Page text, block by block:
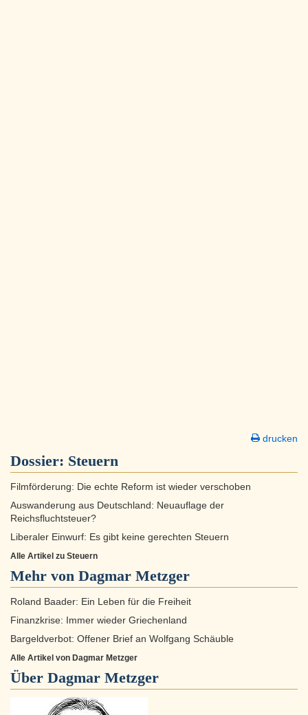
drucken
Dossier: Steuern
Filmförderung: Die echte Reform ist wieder verschoben
Auswanderung aus Deutschland: Neuauflage der
Reichsfluchtsteuer?
Liberaler Einwurf: Es gibt keine gerechten Steuern
Alle Artikel zu Steuern
Mehr von Dagmar Metzger
Roland Baader: Ein Leben für die Freiheit
Finanzkrise: Immer wieder Griechenland
Bargeldverbot: Offener Brief an Wolfgang Schäuble
Alle Artikel von Dagmar Metzger
Über Dagmar Metzger